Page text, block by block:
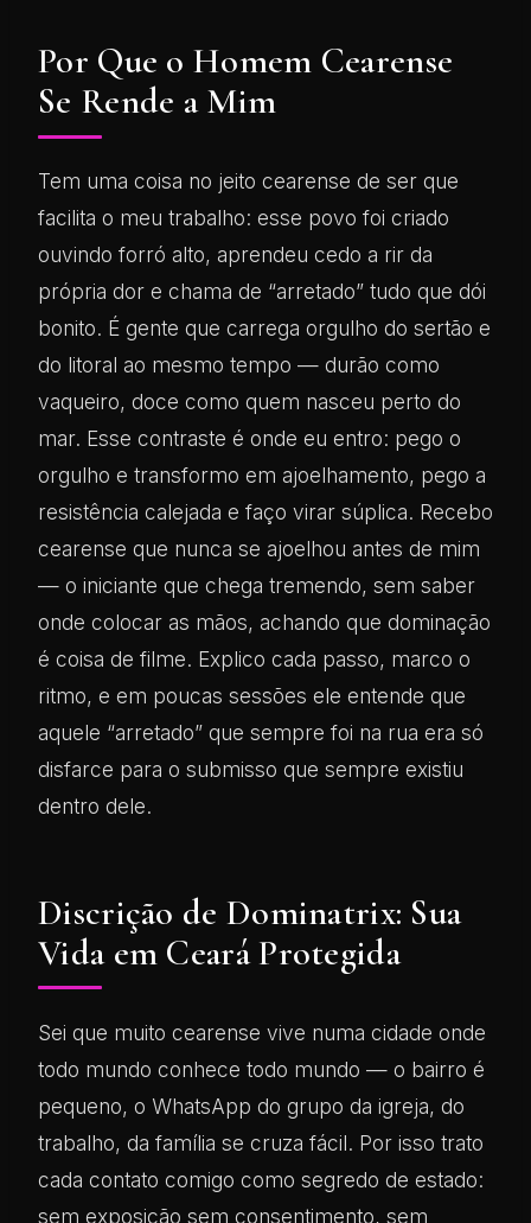
Por Que o Homem Cearense
Se Rende a Mim
Tem uma coisa no jeito cearense de ser que
facilita o meu trabalho: esse povo foi criado
ouvindo forró alto, aprendeu cedo a rir da
própria dor e chama de “arretado” tudo que dói
bonito. É gente que carrega orgulho do sertão e
do litoral ao mesmo tempo — durão como
vaqueiro, doce como quem nasceu perto do
mar. Esse contraste é onde eu entro: pego o
orgulho e transformo em ajoelhamento, pego a
resistência calejada e faço virar súplica. Recebo
cearense que nunca se ajoelhou antes de mim
— o iniciante que chega tremendo, sem saber
onde colocar as mãos, achando que dominação
é coisa de filme. Explico cada passo, marco o
ritmo, e em poucas sessões ele entende que
aquele “arretado” que sempre foi na rua era só
disfarce para o submisso que sempre existiu
dentro dele.
Discrição de Dominatrix: Sua
Vida em Ceará Protegida
Sei que muito cearense vive numa cidade onde
todo mundo conhece todo mundo — o bairro é
pequeno, o WhatsApp do grupo da igreja, do
trabalho, da família se cruza fácil. Por isso trato
cada contato comigo como segredo de estado:
sem exposição sem consentimento, sem